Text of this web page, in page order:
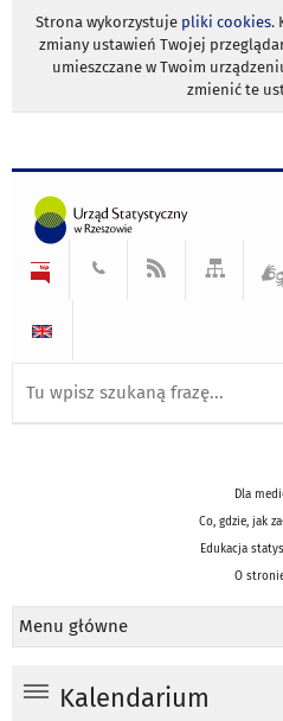
Strona wykorzystuje pliki cookies.
zmiany ustawień Twojej
umieszczane w Twoim
zmienić te
Dla
Co, gdzie, jak
Edukacja
O
Menu główne
Kalendarium